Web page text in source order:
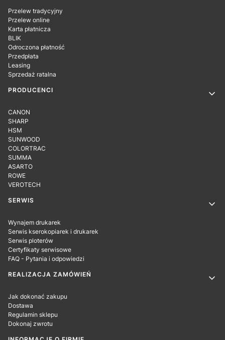
Przelew tradycyjny
Przelew online
Karta płatnicza
BLIK
Odroczona płatność
Przedpłata
Leasing
Sprzedaż ratalna
PRODUCENCI
CANON
SHARP
HSM
SUNWOOD
COLORTRAC
SUMMA
ASARTO
ROWE
VEROTECH
SERWIS
Wynajem drukarek
Serwis kserokopiarek i drukarek
Serwis ploterów
Certyfikaty serwisowe
FAQ - Pytania i odpowiedzi
REALIZACJA ZAMÓWIEŃ
Jak dokonać zakupu
Dostawa
Regulamin sklepu
Dokonaj zwrotu